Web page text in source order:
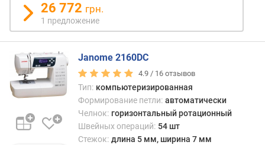
В
т
)
в
е
с
(
г
)
26 772 грн.
1 предложение
Janome 2160DC
4.9 / 16 отзывов
Тип: компьютеризированная
Формирование петли: автоматически
Челнок: горизонтальный ротационный
Швейных операций: 54 шт
Стежок: длина 5 мм, ширина 7 мм